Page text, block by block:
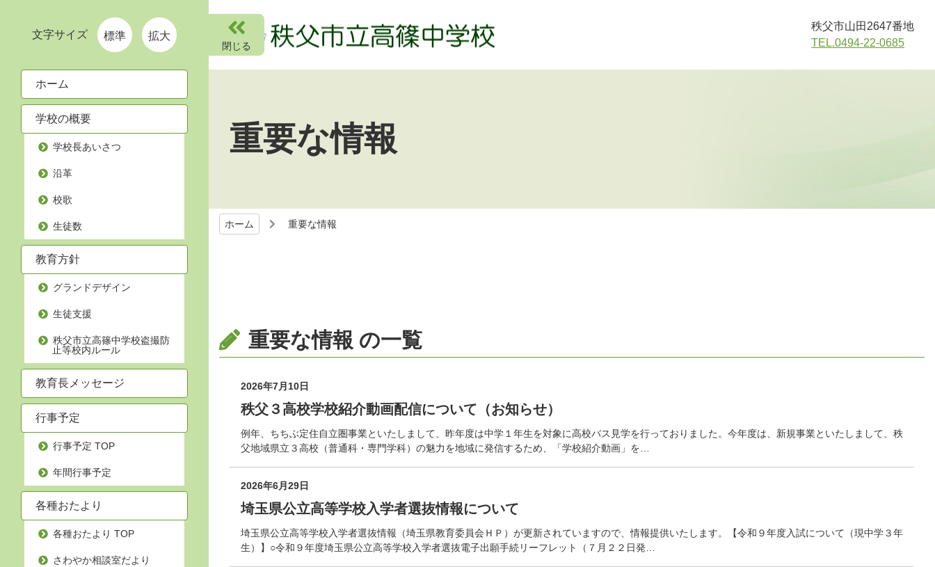
秩父市山田2647番地
TEL.0494-22-0685
重要な情報
ホーム 重要な情報
重要な情報 の一覧
2026年7月10日
秩父３高校学校紹介動画配信について（お知らせ）
例年、ちちぶ定住自立圏事業といたしまして、昨年度は中学１年生を対象に高校バス見学を行っておりました。今年度は、新規事業といたしまして、秩
父地域県立３高校（普通科・専門学科）の魅力を地域に発信するため、「学校紹介動画」を…
2026年6月29日
埼玉県公立高等学校入学者選抜情報について
埼玉県公立高等学校入学者選抜情報（埼玉県教育委員会ＨＰ）が更新されていますので、情報提供いたします。【令和９年度入試について（現中学３年
生）】○令和９年度埼玉県公立高等学校入学者選抜電子出願手続リーフレット（７月２２日発…
文字サイズ 標準 拡大
ホーム
学校の概要
学校長あいさつ
沿革
校歌
生徒数
教育方針
グランドデザイン
生徒支援
秩父市立高篠中学校盗撮防
止等校内ルール
教育長メッセージ
行事予定
行事予定 TOP
年間行事予定
各種おたより
各種おたより TOP
さわやか相談室だより